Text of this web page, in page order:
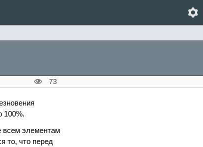
73
100%.
всем элементам
то, что перед